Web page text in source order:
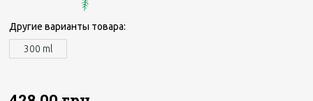
Другие варианты товара:
300 ml